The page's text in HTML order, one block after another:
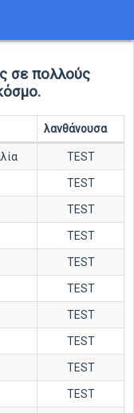
σε πολλούς
λανθάνουσα
TEST
TEST
TEST
TEST
TEST
TEST
TEST
TEST
TEST
TEST